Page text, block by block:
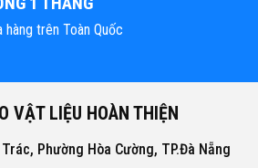
trên Toàn Quốc
VẬT LIỆU HOÀN THIỆN
Phường Hòa Cường, TP.Đà Nẵng